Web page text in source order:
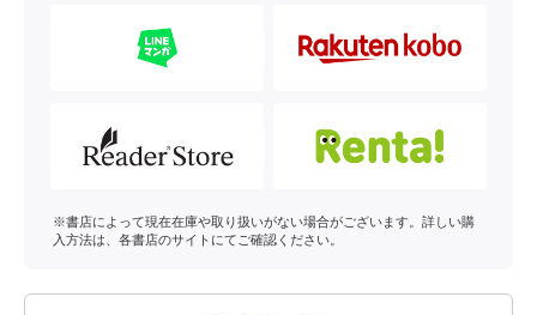
※書店によって現在在庫や取り扱いがない場合がございます。詳しい購
入方法は、各書店のサイトにてご確認ください。